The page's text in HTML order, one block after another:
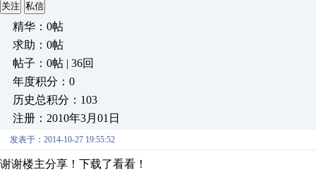
关注 私信
精华：0帖
求助：0帖
帖子：0帖 | 36回
年度积分：0
历史总积分：103
注册：2010年3月01日
发表于：2014-10-27 19:55:52
谢谢楼主分享！下载了看看！